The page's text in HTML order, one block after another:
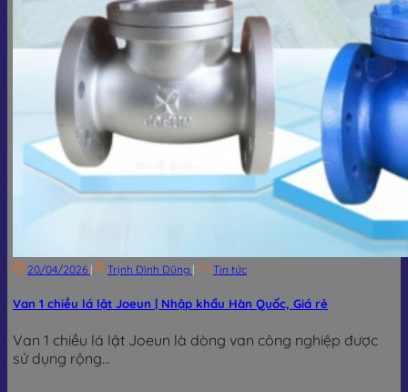
20/04/2026 | Trịnh Đình Dũng | Tin tức
Van 1 chiều lá lật Joeun | Nhập khẩu Hàn Quốc, Giá rẻ
Van 1 chiều lá lật Joeun là dòng van công nghiệp được
sử dụng rộng...